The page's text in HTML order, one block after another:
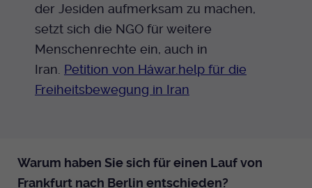
der Jesiden aufmerksam zu machen,
setzt sich die NGO für weitere
Menschenrechte ein, auch in
Iran. Petition von Háwar.help für die
Freiheitsbewegung in Iran
Warum haben Sie sich für einen Lauf von
Frankfurt nach Berlin entschieden?